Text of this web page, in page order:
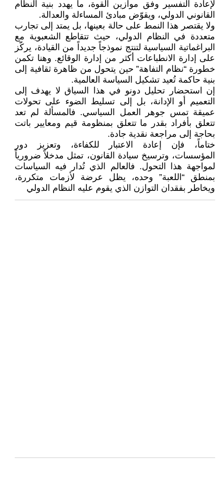
لإعادة التفسير وفق موازين القوة، ما يهدد بنية النظام
القانوني الدولي، ويقوّض مبادئ المساءلة والعدالة.
ولا يقتصر هذا النمط على حالة بعينها، بل يمتد إلى تجارب
متعددة في النظام الدولي، حيث تتقاطع الشعبوية مع
البراغماتية السياسية لتنتج نموذجاً جديداً من القيادة، يركّز
على إدارة الانطباعات أكثر من إدارة الوقائع. وهنا تكمن
خطورة “نظام التفاهة” حين يتحول من ظاهرة ثقافية إلى
بنية حاكمة تُعيد تشكيل السياسة العالمية.
إن استحضار تحليل دونو في هذا السياق لا يهدف إلى
التعميم أو الإدانة، بل إلى تسليط الضوء على تحولات
عميقة تمس جوهر العمل السياسي. فالمسألة لم تعد
تتعلق بأفراد بقدر ما تتعلق بمنظومة قيم ومعايير باتت
بحاجة إلى مراجعة نقدية جادة.
ختاماً، فإن إعادة الاعتبار للكفاءة، وتعزيز دور
المؤسسات، وترسيخ سيادة القانون، تمثل مدخلاً ضرورياً
لمواجهة هذا التحول. فالعالم الذي تُدار فيه السياسات
بمنطق “اللعبة” وحده، يظل عرضة لأزمات متكررة،
ويخاطر بفقدان التوازن الذي يقوم عليه النظام الدولي